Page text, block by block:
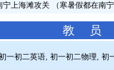
宁上海滩攻关 （寒暑假都在南
教 员
一初二英语, 初一初二物理, 初